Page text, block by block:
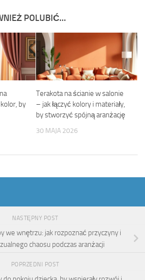
POLUBIĆ…
by
Terakota na ścianie w salonie
– jak łączyć kolory i materiały,
by stworzyć spójną aranżację
30 MAJA 2026
NASTĘPNY POST
we wnętrzu: jak rozpoznać przyczyny i
chaosu podczas aranżacji
POPRZEDNI POST